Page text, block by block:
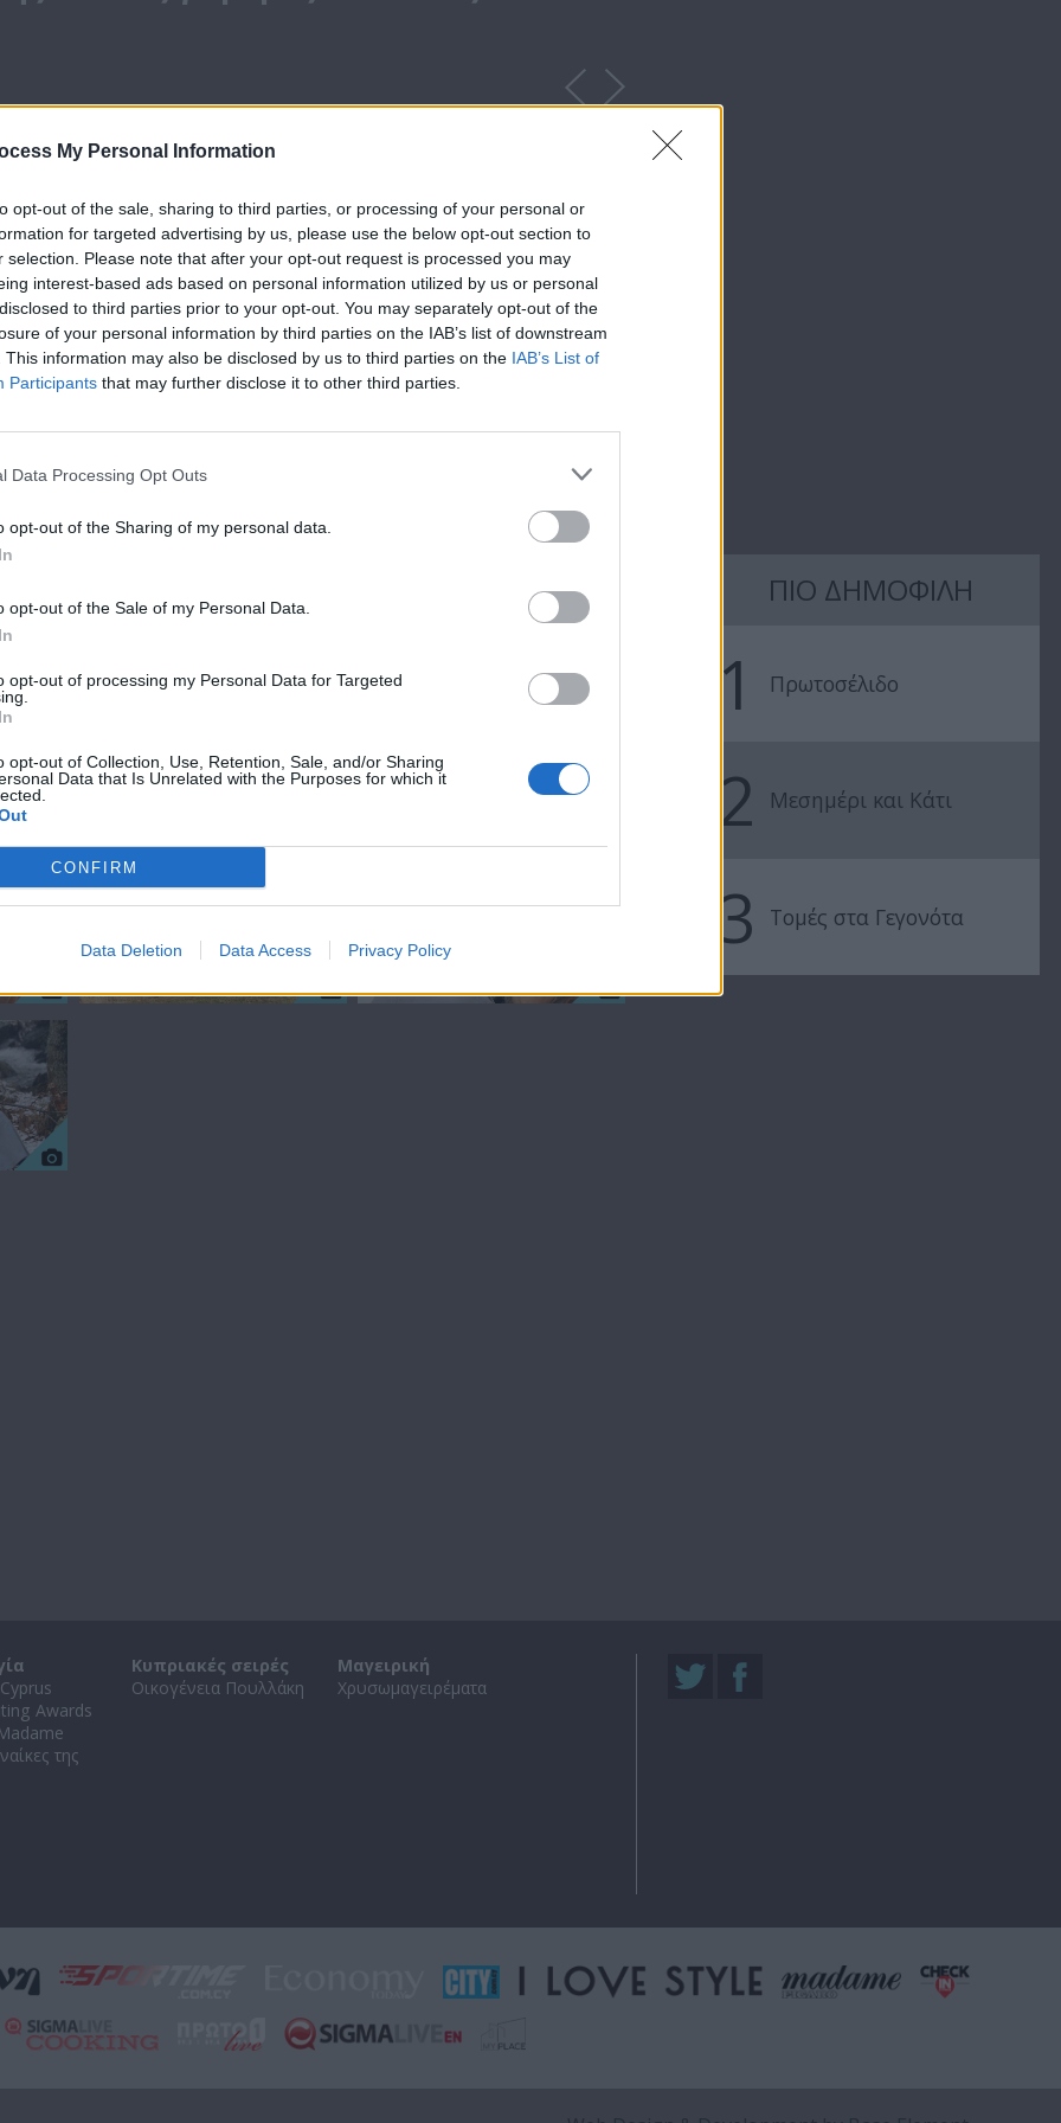
My Personal Information
opt-out of the sale, sharing to third parties, or processing of your personal or
for targeted advertising by us, please use the below opt-out section to
selection. Please note that after your opt-out request is processed you may
interest-based ads based on personal information utilized by us or personal
to third parties prior to your opt-out. You may separately opt-out of the
of your personal information by third parties on the IAB’s list of downstream
This information may also be disclosed by us to third parties on the IAB’s List of
Participants that may further disclose it to other third parties.
Data Processing Opt Outs
opt-out of the Sharing of my personal data.
opt-out of the Sale of my Personal Data.
opt-out of processing my Personal Data for Targeted
opt-out of Collection, Use, Retention, Sale, and/or Sharing
Data that Is Unrelated with the Purposes for which it
CONFIRM
Data Deletion Data Access Privacy Policy
Το μυστικό της
παλιάς γέφυρας
Β’ κύκλος επ.63
Το μυστικό της
παλιάς γέφυρας
Β’ κύκλος επ.62
σειράς...
ΠΙΟ ΔΗΜΟΦΙΛΗ
1 Πρωτοσέλιδο
2 Μεσημέρι και Κάτι
3 Τομές στα Γεγονότα
Awards
της
Κυπριακές σειρές
Οικογένεια Πουλλάκη
Μαγειρική
Χρυσωμαγειρέματα